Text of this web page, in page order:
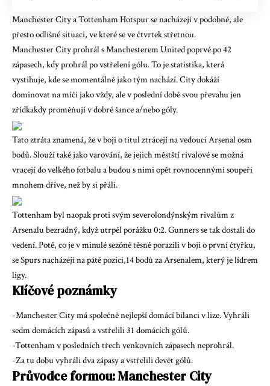
Manchester City a Tottenham Hotspur se nacházejí v podobné, ale
přesto odlišné situaci, ve které se ve čtvrtek střetnou.
Manchester City prohrál s Manchesterem United poprvé po 42
zápasech, kdy prohrál po vstřelení gólu. To je statistika, která
vystihuje, kde se momentálně jako tým nachází. City dokáží
dominovat na míči jako vždy, ale v poslední době svou převahu jen
zřídkakdy proměňují v dobré šance a/nebo góly.
Tato ztráta znamená, že v boji o titul ztrácejí na vedoucí Arsenal osm
bodů. Slouží také jako varování, že jejich městští rivalové se možná
vracejí do velkého fotbalu a budou s nimi opět rovnocennými soupeři
mnohem dříve, než by si přáli.
Tottenham byl naopak proti svým severolondýnským rivalům z
Arsenalu bezradný, když utrpěl porážku 0:2. Gunners se tak dostali do
vedení. Poté, co je v minulé sezóně těsně porazili v boji o první čtyřku,
se Spurs nacházejí na páté pozici,14 bodů za Arsenalem, který je lídrem
ligy.
Klíčové poznámky
-Manchester City má společně nejlepší domácí bilanci v lize. Vyhráli
sedm domácích zápasů a vstřelili 31 domácích gólů.
-Tottenham v posledních třech venkovních zápasech neprohrál.
-Za tu dobu vyhráli dva zápasy a vstřelili devět gólů.
Průvodce formou: Manchester City